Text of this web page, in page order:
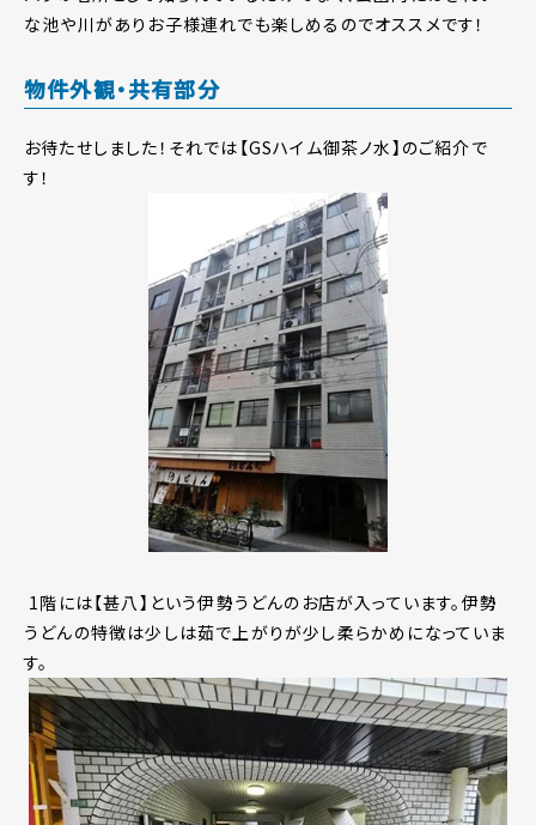
な池や川がありお子様連れでも楽しめるのでオススメです！
物件外観・共有部分
お待たせしました！それでは【GSハイム御茶ノ水】のご紹介で
す！
1階には【甚八】という伊勢うどんのお店が入っています。伊勢
うどんの特徴は少しは茹で上がりが少し柔らかめになっていま
す。